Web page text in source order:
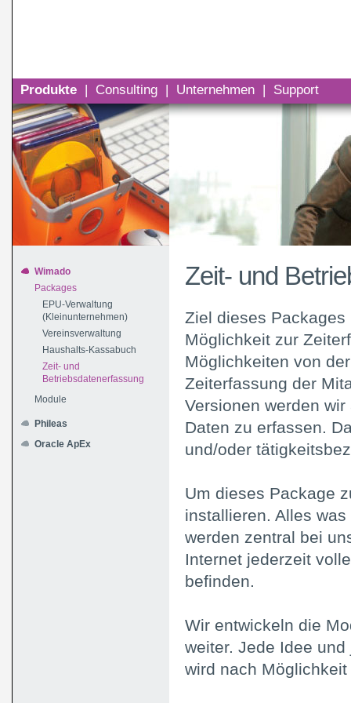
Produkte | Consulting | Unternehmen | Support
Wimado
Packages
EPU-Verwaltung
(Kleinunternehmen)
Vereinsverwaltung
Haushalts-Kassabuch
Zeit- und
Betriebsdatenerfassung
Module
Phileas
Oracle ApEx
Zeit- und
Ziel dieses
Möglichkeit zur
Möglichkeiten von
Zeiterfassung der
Versionen werden
Daten zu erfassen.
und/oder
Um dieses Package
installieren. Alles
werden zentral bei
Internet jederzeit
befinden.
Wir entwickeln die
weiter. Jede Idee
wird nach